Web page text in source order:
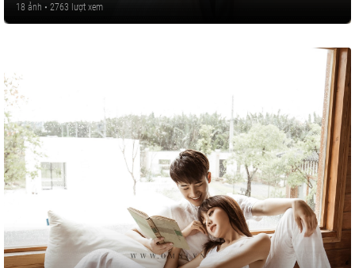
18 ảnh • 2763 lượt xem